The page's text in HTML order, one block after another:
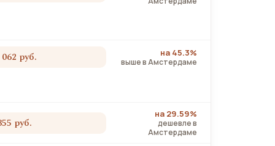
руб. на 45.3%
выше в Амстердаме
руб.
на 29.59%
дешевле в
Амстердаме